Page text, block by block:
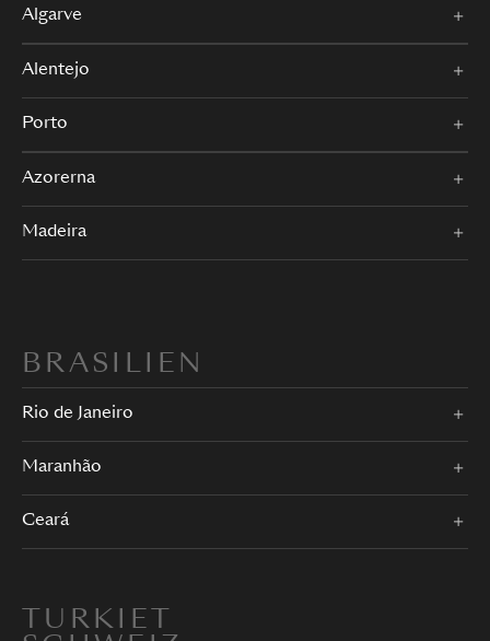
Algarve
Alentejo
Porto
Azorerna
Madeira
BRASILIEN
Rio de Janeiro
Maranhão
Ceará
TURKIET